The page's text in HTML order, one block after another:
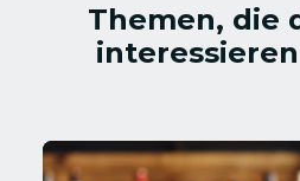
Themen, die